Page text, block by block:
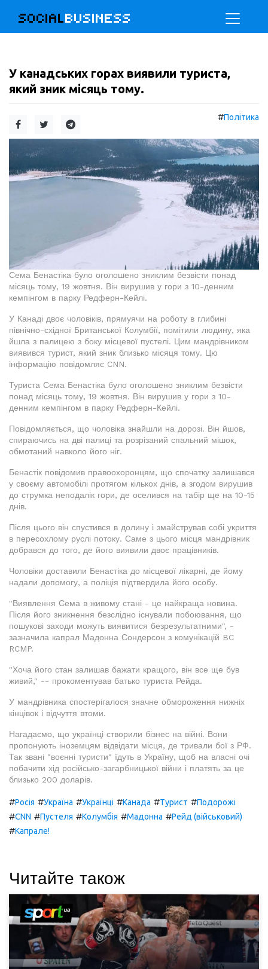
SOCIALBUSINESS
У канадських горах виявили туриста,
який зник місяць тому.
#Політика
Сема Бенастіка було оголошено зниклим безвісти понад
місяць тому, 19 жовтня. Він вирушив у гори з 10-денним
кемпінгом в парку Редферн-Кейлі.
У Канаді двоє чоловіків, прямуячи на роботу в глибині
північно-східної Британської Колумбії, помітили людину, яка
йшла з палицею з боку місцевої пустелі. Цим мандрівником
виявився турист, який зник близько місяця тому. Цю
інформацію повідомляє CNN.
Туриста Сема Бенастіка було оголошено зниклим безвісти
понад місяць тому, 19 жовтня. Він вирушив у гори з 10-
денним кемпінгом в парку Редферн-Кейлі.
Повідомляється, що чоловіка знайшли на дорозі. Він йшов,
спираючись на дві палиці та розрізаний спальний мішок,
обмотаний навколо його ніг.
Бенастік повідомив правоохоронцям, що спочатку залишався
у своєму автомобілі протягом кількох днів, а згодом вирушив
до струмка неподалік гори, де оселився на табір ще на 10-15
днів.
Після цього він спустився в долину і змайстрував собі укриття
в пересохлому руслі потоку. Саме з цього місця мандрівник
добрався до того, де його виявили двоє працівників.
Чоловіки доставили Бенастіка до місцевої лікарні, де йому
надали допомогу, а поліція підтвердила його особу.
"Виявлення Сема в живому стані - це найкраща новина.
Після його зникнення безслідно існували побоювання, що
пошукові заходи можуть виявитися безрезультатними", -
зазначила капрал Мадонна Сондерсон з комунікацій BC
RCMP.
"Хоча його стан залишав бажати кращого, він все ще був
живий," -- прокоментував батько туриста Рейда.
У мандрівника спостерігалося значне обмороження нижніх
кінцівок і відчуття втоми.
Нагадаємо, що українці створили бізнес на війні. Вони
пропонують іноземцям відвідати місця, де тривали бої з РФ.
Так звані "воєнні туристи" їдуть в Україну, щоб на власні очі
побачити хід російсько-загарбницької війни і платять за це
близько 200 доларів.
#Росія #Україна #Українці #Канада #Турист #Подорожі
#CNN #Пустеля #Колумбія #Мадонна #Рейд (військовий)
#Капрале!
Читайте також